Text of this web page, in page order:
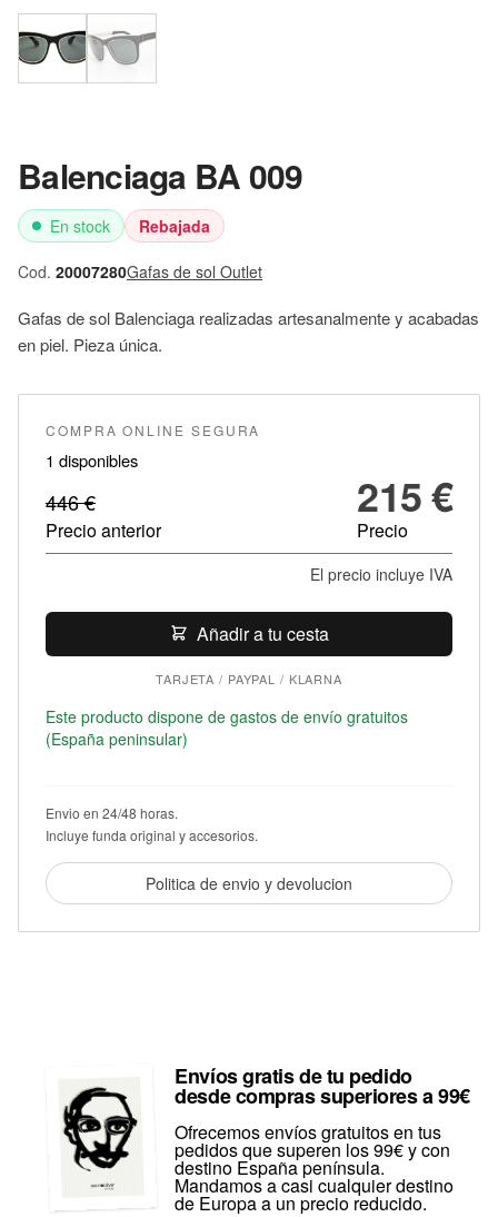
Balenciaga BA 009
En stock Rebajada
Cod. 20007280Gafas de sol Outlet
Gafas de sol Balenciaga realizadas artesanalmente y acabadas
en piel. Pieza única.
COMPRA ONLINE SEGURA
1 disponibles
446€
Precio anterior
215€
Precio
El precio incluye IVA
Añadir a tu cesta
TARJETA / PAYPAL / KLARNA
Este producto dispone de gastos de envío gratuitos
(España peninsular)
Envio en 24/48 horas.
Incluye funda original y accesorios.
Politica de envio y devolucion
Envíos gratis de tu pedido
desde compras superiores a 99€
Ofrecemos envíos gratuitos en tus
pedidos que superen los 99€ y con
destino España península.
Mandamos a casi cualquier destino
de Europa a un precio reducido.